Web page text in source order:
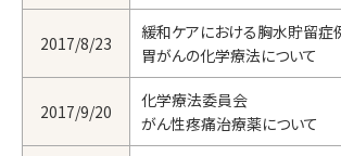
2017/8/23
緩和ケアにおける胸水貯留症
胃がんの化学療法について
2017/9/20
化学療法委員会
がん性疼痛治療薬について